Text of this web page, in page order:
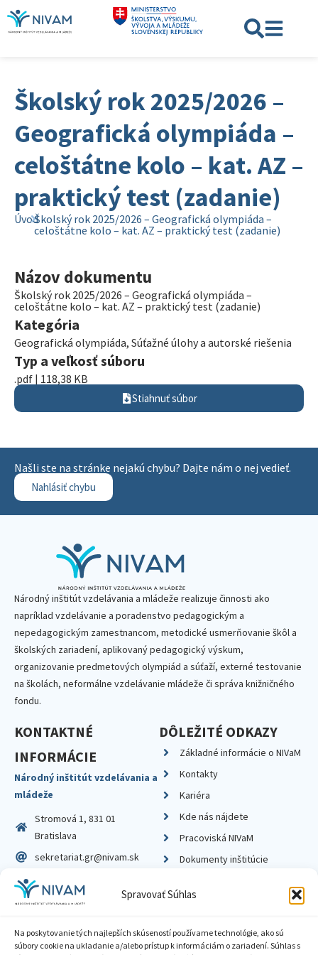
Spravovať Súhlas
Na poskytovanie tých najlepších skúseností používame technológie, ako sú
súbory cookie na ukladanie a/alebo prístup k informáciám o zariadení. Súhlas s
Školský rok 2025/2026 –
Geografická olympiáda –
celoštátne kolo – kat. AZ –
praktický test (zadanie)
ÚvodŠkolský rok 2025/2026 – Geografická olympiáda –
celoštátne kolo – kat. AZ – praktický test (zadanie)
Názov dokumentu
Školský rok 2025/2026 – Geografická olympiáda –
celoštátne kolo – kat. AZ – praktický test (zadanie)
Kategória
Geografická olympiáda, Súťažné úlohy a autorské riešenia
Typ a veľkosť súboru
.pdf | 118,38 KB
Stiahnuť súbor
Našli ste na stránke nejakú chybu? Dajte nám o nej vedieť.
Nahlásiť chybu
Národný inštitút vzdelávania a mládeže realizuje činnosti ako
napríklad vzdelávanie a poradenstvo pedagogickým a
nepedagogickým zamestnancom, metodické usmerňovanie škôl a
školských zariadení, aplikovaný pedagogický výskum,
organizovanie predmetových olympiád a súťaží, externé testovanie
na školách, neformálne vzdelávanie mládeže či správa knižničného
fondu.
KONTAKTNÉ
INFORMÁCIE
Národný inštitút vzdelávania a
mládeže
Stromová 1, 831 01
Bratislava
sekretariat.gr@nivam.sk
IČO: 00164348
DIČ: 2020798714
DÔLEŽITÉ ODKAZY
Základné informácie o NIVaM
Kontakty
Kariéra
Kde nás nájdete
Pracoviská NIVaM
Dokumenty inštitúcie